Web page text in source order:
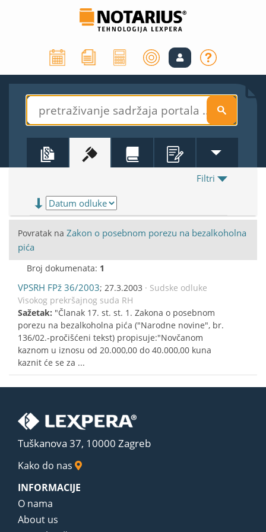
S
Filtri
Povratak na Zakon o posebnom porezu na bezalkoholna
pića
Broj dokumenata: 1
VPSRH FPž 36/2003; 27.3.2003 · Sudske odluke
Visokog prekršajnog suda RH
Sažetak: "Članak 17. st. st. 1. Zakona o posebnom
porezu na bezalkoholna pića ("Narodne novine", br.
136/02.-pročišćeni tekst) propisuje:"Novčanom
kaznom u iznosu od 20.000,00 do 40.000,00 kuna
kaznit će se za ...
Tuškanova 37, 10000 Zagreb
Kako do nas
INFORMACIJE
O nama
About us